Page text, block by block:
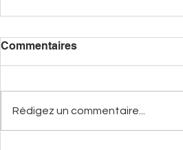
Commentaires
Rédigez un commentaire...